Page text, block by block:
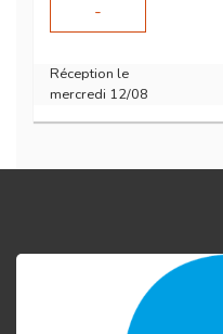
-
Réception le
mercredi 12/08